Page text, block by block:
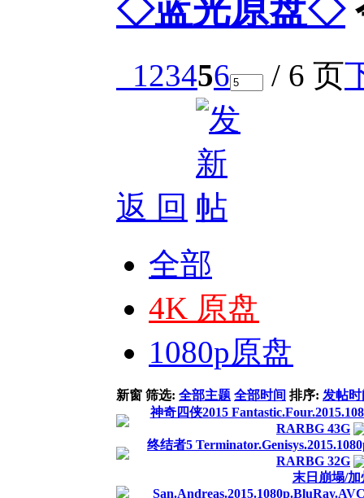
◇蓝光原盘◇
1 23456 / 6 页
返 回
全部
4K 原盘
1080p原盘
新窗 筛选: 全部主题 全部时间 排序: 发帖时
神奇四侠2015
RARBG 43G
终结者5
RARBG 32G
末日崩塌/加